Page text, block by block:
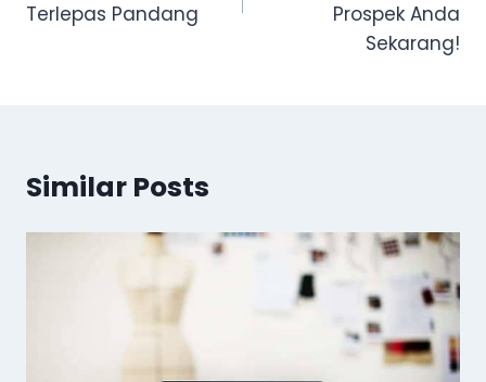
Terlepas Pandang
Prospek Anda
Sekarang!
Similar Posts